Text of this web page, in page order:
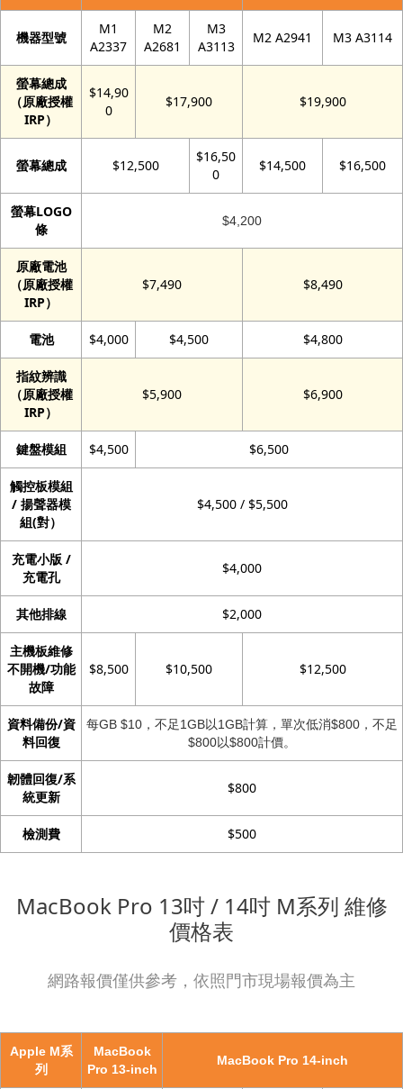
機器型號
M1
A2337
M2
A2681
M3
A3113
M2 A2941 M3 A3114
螢幕總成
（原廠授權
IRP）
$14,90
0
$17,900 $19,900
螢幕總成 $12,500
$16,50
0
$14,500 $16,500
螢幕LOGO
條
$4,200
原廠電池
（原廠授權
IRP）
$7,490 $8,490
電池 $4,000 $4,500 $4,800
指紋辨識
（原廠授權
IRP）
$5,900 $6,900
鍵盤模組 $4,500 $6,500
觸控板模組
/ 揚聲器模
組(對）
$4,500 / $5,500
充電小版 /
充電孔
$4,000
其他排線 $2,000
主機板維修
不開機/功能
故障
$8,500 $10,500 $12,500
資料備份/資
料回復
每GB $10，不足1GB以1GB計算，單次低消$800，不足
$800以$800計價。
韌體回復/系
統更新
$800
檢測費 $500
MacBook Pro 13吋 / 14吋 M系列 維修
價格表
網路報價僅供參考，依照門市現場報價為主
Apple M系
列
MacBook
Pro 13-inch
MacBook Pro 14-inch